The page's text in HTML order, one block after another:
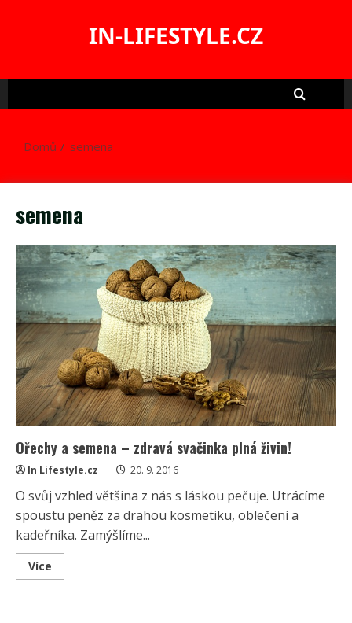
IN-LIFESTYLE.CZ
Domů semena
semena
Ořechy a semena – zdravá svačinka plná živin!
In Lifestyle.cz 20. 9. 2016
O svůj vzhled většina z nás s láskou pečuje. Utrácíme
spoustu peněz za drahou kosmetiku, oblečení a
kadeřníka. Zamýšlíme...
Více
more